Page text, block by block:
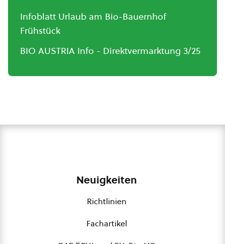
Infoblatt Urlaub am Bio-Bauernhof
Frühstück
BIO AUSTRIA Info - Direktvermarktung 3/25
Neuigkeiten
Richtlinien
Fachartikel